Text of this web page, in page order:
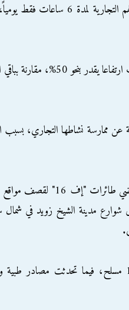
حدود، كما أن التجار يقومون بفتح
وأضاف أن أسعار المواد الغذائية
ممارسة نشاطها التجاري، بسبب
واستخدم الجيش المصري
شوارع مدينة الشيخ زويد في شمال